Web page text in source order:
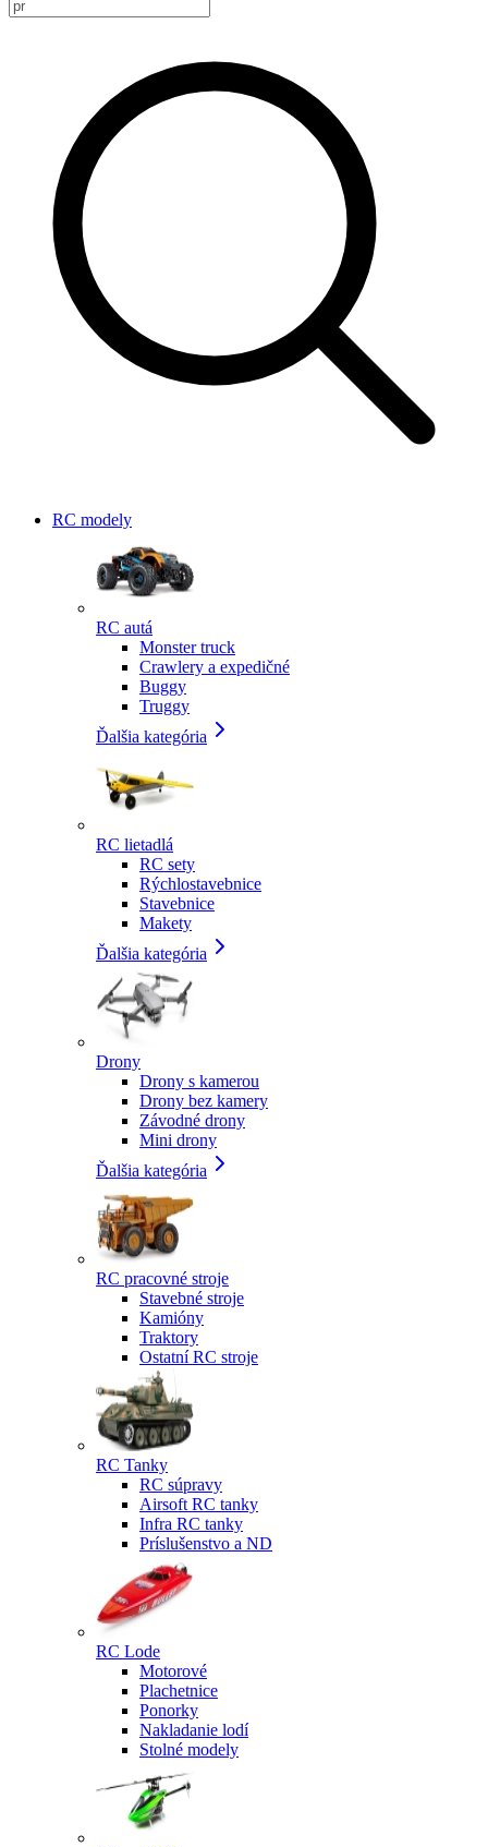
RC modely
RC autá
Monster truck
Crawlery a expedičné
Buggy
Truggy
Ďalšia kategória
RC lietadlá
RC sety
Rýchlostavebnice
Stavebnice
Makety
Ďalšia kategória
Drony
Drony s kamerou
Drony bez kamery
Závodné drony
Mini drony
Ďalšia kategória
RC pracovné stroje
Stavebné stroje
Kamióny
Traktory
Ostatní RC stroje
RC Tanky
RC súpravy
Airsoft RC tanky
Infra RC tanky
Príslušenstvo a ND
RC Lode
Motorové
Plachetnice
Ponorky
Nakladanie lodí
Stolné modely